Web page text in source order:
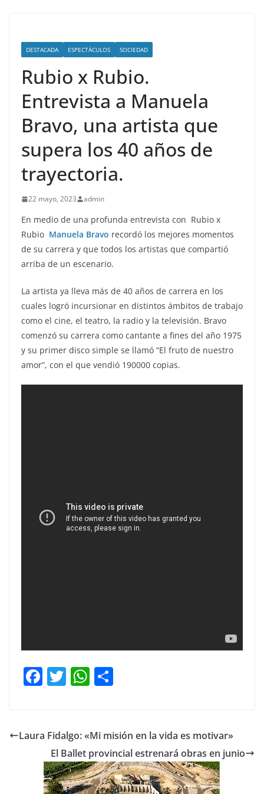
DESTACADA ESPECTÁCULOS SOCIEDAD
Rubio x Rubio.
Entrevista a Manuela
Bravo, una artista que
supera los 40 años de
trayectoria.
22 mayo, 2023 admin
En medio de una profunda entrevista con Rubio x
Rubio Manuela Bravo recordó los mejores momentos
de su carrera y que todos los artistas que compartió
arriba de un escenario.
La artista ya lleva más de 40 años de carrera en los
cuales logró incursionar en distintos ámbitos de trabajo
como el cine, el teatro, la radio y la televisión. Bravo
comenzó su carrera como cantante a fines del año 1975
y su primer disco simple se llamó “El fruto de nuestro
amor”, con el que vendió 190000 copias.
F
e
b
o
T
er
W
s
A
p
p
ar
tir
Laura Fidalgo: «Mi misión en la vida es motivar»
El Ballet provincial estrenará obras en junio